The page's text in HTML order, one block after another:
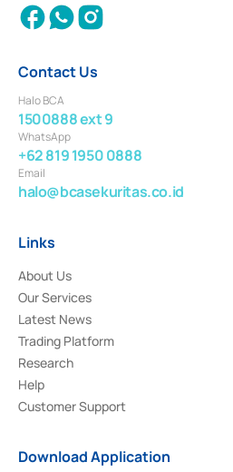
Contact Us
Halo BCA
1500888 ext 9
WhatsApp
+62 819 1950 0888
Email
halo@bcasekuritas.co.id
Links
About Us
Our Services
Latest News
Trading Platform
Research
Help
Customer Support
Download Application